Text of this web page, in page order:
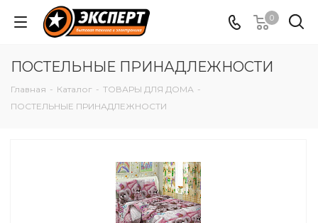
0
ПОСТЕЛЬНЫЕ ПРИНАДЛЕЖНОСТИ
Главная - Каталог - ТОВАРЫ ДЛЯ ДОМА -
ПОСТЕЛЬНЫЕ ПРИНАДЛЕЖНОСТИ